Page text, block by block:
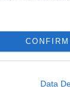
CONFIRM
Data